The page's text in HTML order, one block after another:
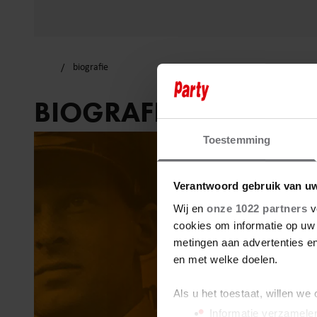
Toestemming
Verantwoord gebruik van
Wij en onze 1022 partners
cookies om informatie op
metingen aan advertenties
en met welke doelen.
Als u het toestaat, willen we
Informatie
biografie
BIOGRAFIE